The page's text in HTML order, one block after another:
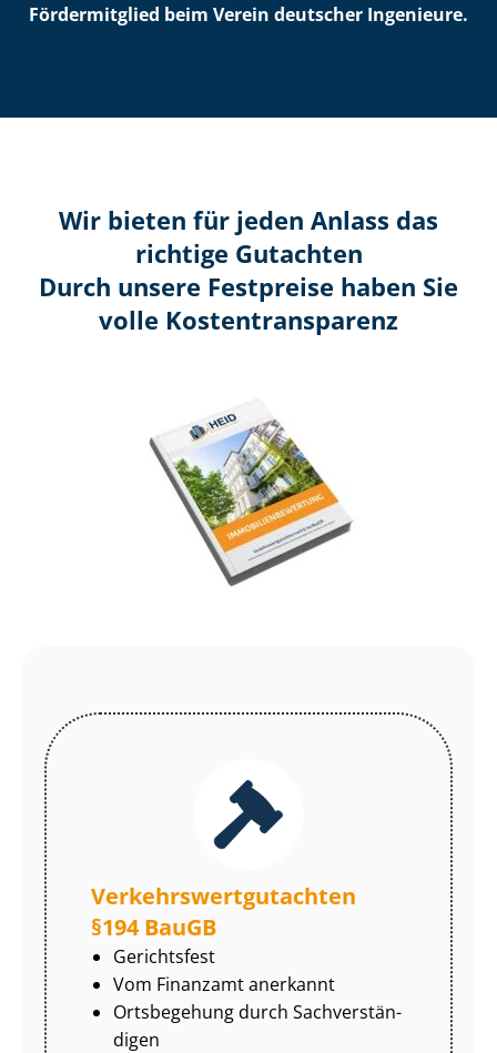
Fördermitglied beim Verein deutscher Ingenieure.
Wir bieten für jeden Anlass das
richtige Gutachten
Durch unsere Festpreise haben Sie
volle Kosten­transparenz
Ver­kehrs­wert­gut­ach­ten
§194 BauGB
Gerichtsfest
Vom Finanzamt anerkannt
Ortsbegehung durch Sach­ver­stän­
di­gen